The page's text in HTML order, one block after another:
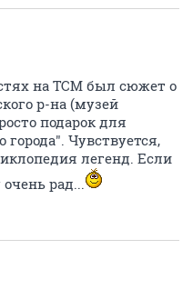
на ТСМ был сюжет о
р-на (музей
подарок для
Чувствуется,
легенд. Если
рад...